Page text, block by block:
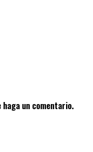
un comentario.